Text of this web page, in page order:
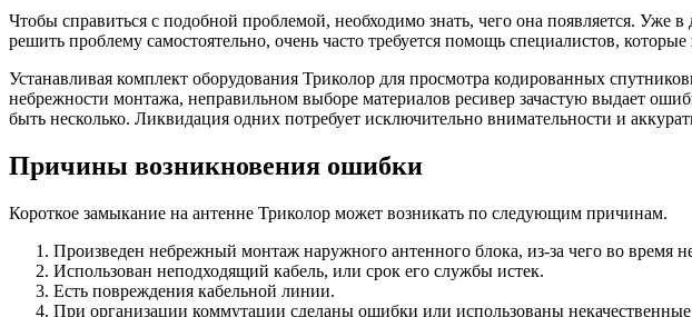
Чтобы справиться с подобной проблемой, необходимо знать, чего она появляется. Уже
решить проблему самостоятельно, очень часто требуется помощь специалистов,
Устанавливая комплект оборудования Триколор для просмотра кодированных
небрежности монтажа, неправильном выборе материалов ресивер зачастую выдает
быть несколько. Ликвидация одних потребует исключительно внимательности и
Причины возникновения ошибки
Короткое замыкание на антенне Триколор может возникать по следующим причинам.
Произведен небрежный монтаж наружного антенного блока, из-за чего во время
Использован неподходящий кабель, или срок его службы истек.
Есть повреждения кабельной линии.
При организации коммутации сделаны ошибки или использованы